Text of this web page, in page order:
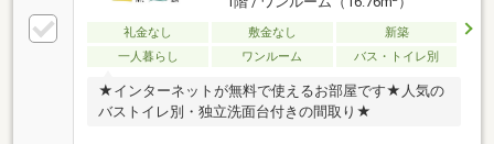
礼金なし 敷金なし
新築
一人暮らし
ワンルーム バス・トイレ別
★インターネットが無料で使えるお部屋です★人気の
バストイレ別・独立洗面台付きの間取り★